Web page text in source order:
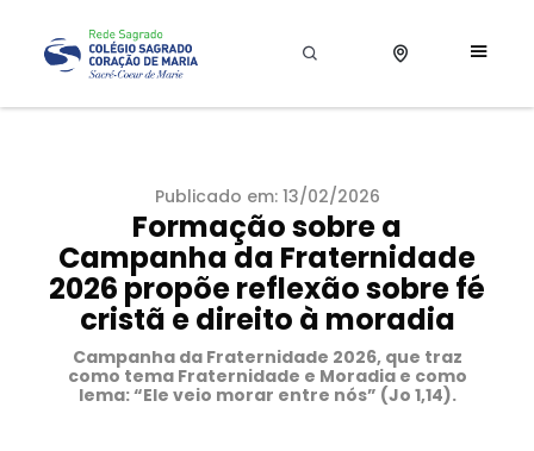
Publicado em: 13/02/2026
Formação sobre a
Campanha da Fraternidade
2026 propõe reflexão sobre fé
cristã e direito à moradia
Campanha da Fraternidade 2026, que traz
como tema Fraternidade e Moradia e como
lema: “Ele veio morar entre nós” (Jo 1,14).